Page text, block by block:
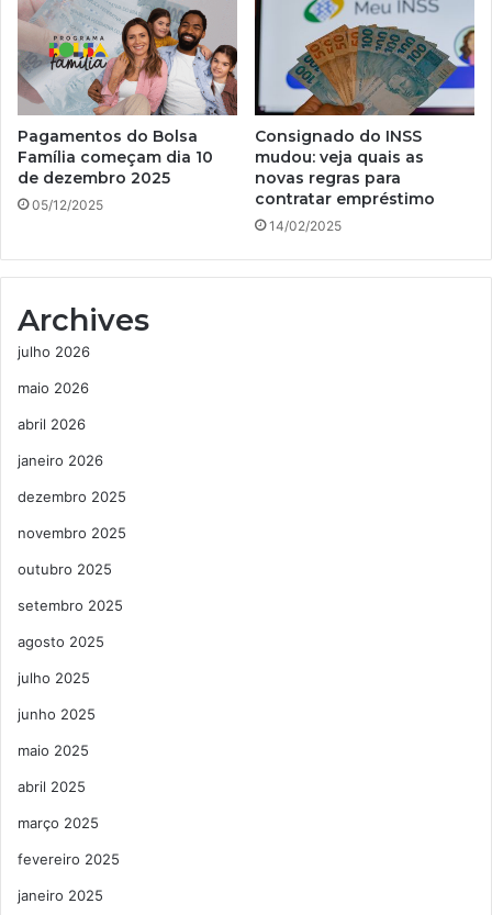
Pagamentos do Bolsa
Família começam dia 10
de dezembro 2025
05/12/2025
Consignado do INSS
mudou: veja quais as
novas regras para
contratar empréstimo
14/02/2025
Archives
julho 2026
maio 2026
abril 2026
janeiro 2026
dezembro 2025
novembro 2025
outubro 2025
setembro 2025
agosto 2025
julho 2025
junho 2025
maio 2025
abril 2025
março 2025
fevereiro 2025
janeiro 2025